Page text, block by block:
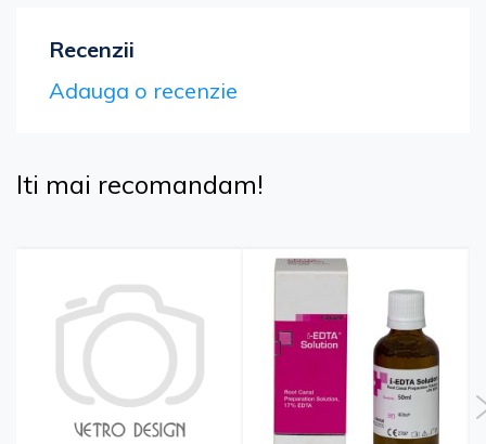
Recenzii
Adauga o recenzie
Iti mai recomandam!